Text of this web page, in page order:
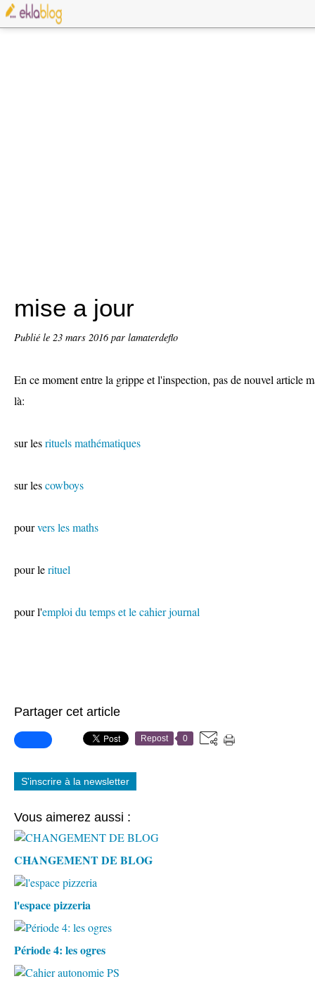
mise a jour
Publié le 23 mars 2016par lamaterdeflo
En ce moment entre la grippe et l'inspection, pas de nouvel article
là:
sur lesrituels mathématiques
sur lescowboys
pourvers les maths
pour lerituel
pour l'emploi du temps et le cahier journal
Partager cet article
Repost 0
S'inscrire à la newsletter
Vous aimerez aussi :
CHANGEMENT DE BLOG
l'espace pizzeria
Période 4: les ogres